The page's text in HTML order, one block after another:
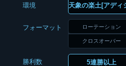
環境
フォーマット ローテーション
クロスオーバー
勝利数 5連勝以上